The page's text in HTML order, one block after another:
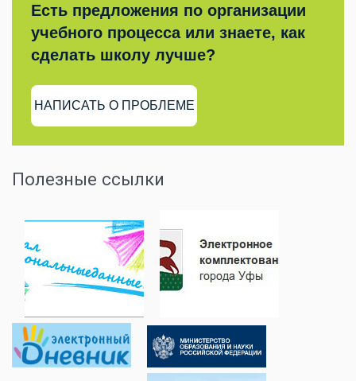
Есть предложения по организации
учебного процесса или знаете, как
сделать школу лучше?
НАПИСАТЬ О ПРОБЛЕМЕ
Полезные ссылки